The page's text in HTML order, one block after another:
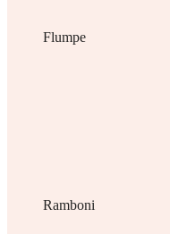
Flumpe
Ramboni